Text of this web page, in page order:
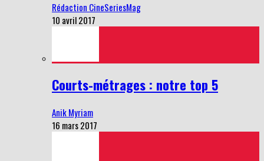
Rédaction CineSeriesMag
10 avril 2017
Courts-métrages : notre top 5
Anik Myriam
16 mars 2017